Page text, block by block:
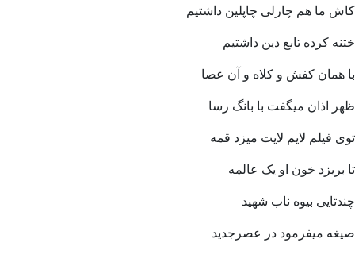
کاش ما هم چارلی چاپلین داشتیم
ختنه کرده تابع دین داشتیم
با همان کفش و کلاه و آن عصا
ظهر اذان میگفت با بانگ رسا
توی فیلم لایم لایت میزد قمه
تا بریزد خون او یک عالمه
چندتایی بیوه ناب شهید
صیغه میفرمود در عصرجدید